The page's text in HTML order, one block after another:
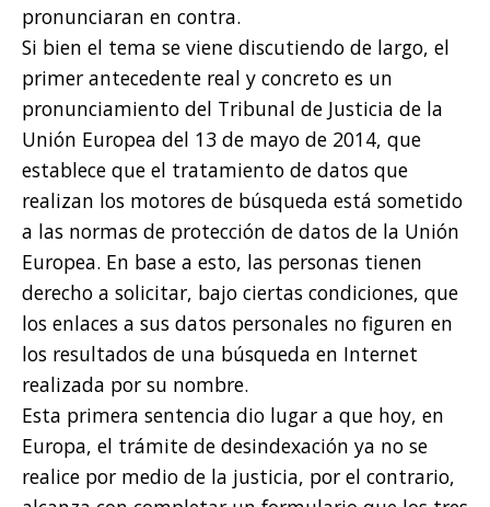
pronunciaran en contra.
Si bien el tema se viene discutiendo de largo, el
primer antecedente real y concreto es un
pronunciamiento del Tribunal de Justicia de la
Unión Europea del 13 de mayo de 2014, que
establece que el tratamiento de datos que
realizan los motores de búsqueda está sometido
a las normas de protección de datos de la Unión
Europea. En base a esto, las personas tienen
derecho a solicitar, bajo ciertas condiciones, que
los enlaces a sus datos personales no figuren en
los resultados de una búsqueda en Internet
realizada por su nombre.
Esta primera sentencia dio lugar a que hoy, en
Europa, el trámite de desindexación ya no se
realice por medio de la justicia, por el contrario,